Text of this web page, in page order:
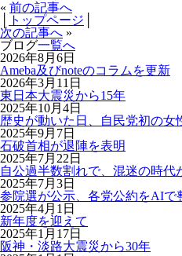
« 前の記事へ
トップページ
次の記事へ »
ブログ一覧へ
2026年8月6日
Ameba及びnoteのコラムを更新
2026年3月11日
東日本大震災から15年
2025年10月4日
歴史が動いた日、自民党初の女
2025年9月7日
石破首相が退陣を表明
2025年7月22日
自公過半数割れで、混迷の時代
2025年7月3日
参院選が公示、各党公約をAIで
2025年4月1日
新年度を迎えて
2025年1月17日
阪神・淡路大震災から30年